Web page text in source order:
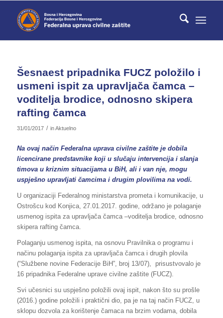
Šesnaest pripadnika FUCZ položilo i
usmeni ispit za upravljača čamca –
voditelja brodice, odnosno skipera
rafting čamca
31/01/2017 / inAktuelno
Na ovaj način Federalna uprava civilne zaštite je dobila
licencirane predstavnike koji u slučaju intervencija i slanja
timova u kriznim situacijama u BiH, ali i van nje, mogu
uspješno upravljati čamcima i drugim plovilima na vodi.
U organizaciji Federalnog ministarstva prometa i komunikacije, u
Ostrošcu kod Konjica, 27.01.2017. godine, održano je polaganje
usmenog ispita za upravljača čamca –voditelja brodice, odnosno
skipera rafting čamca.
Polaganju usmenog ispita, na osnovu Pravilnika o programu i
načinu polaganja ispita za upravljača čamca i drugih plovila
(“Službene novine Federacije BiH”, broj 13/07), prisustvovalo je
16 pripadnika Federalne uprave civilne zaštite (FUCZ).
Svi učesnici su uspješno položili ovaj ispit, nakon što su prošle
(2016.) godine položili i praktični dio, pa je na taj način FUCZ, u
sklopu dozvola za korištenje čamaca na brzim vodama, dobila